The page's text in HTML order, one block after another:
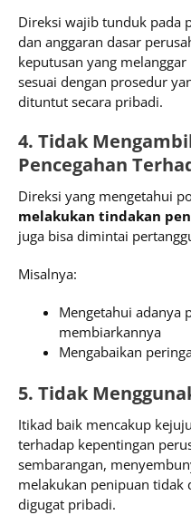
Direksi wajib tunduk pada
dan anggaran dasar
keputusan yang
sesuai dengan prosedur
dituntut secara pribadi.
4. Tidak
Pencegahan
Direksi yang mengetahui
melakukan tindakan
juga bisa dimintai
Misalnya:
Mengetahui adanya
membiarkannya
Mengabaikan
5. Tidak
Itikad baik mencakup
terhadap kepentingan
sembarangan,
melakukan penipuan
digugat pribadi.